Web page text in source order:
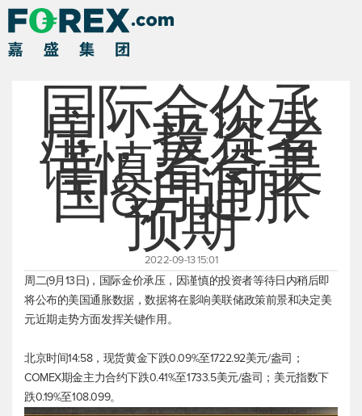
国际金价承
压，投资者
谨慎看待美
国8月通胀
预期
2022-09-13 15:01
周二(9月13日)，国际金价承压，因谨慎的投资者等待日内稍后即
将公布的美国通胀数据，数据将在影响美联储政策前景和决定美
元近期走势方面发挥关键作用。
北京时间14:58， 现货黄金下跌0.09%至1722.92美元/盎司；
COMEX期金主力合约下跌0.41%至1733.5美元/盎司； 美元指数下
跌0.19%至108.099。